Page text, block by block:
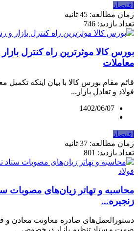
اقتصاد
زمان مطالعه: 45 ثانیه
تعداد بازدید: 746
بورس کالا موثرترین راه کنترل
معاملات
قائم مقام بورس کالا با بیان اینکه
فولاد و تعادل بازار...
1402/06/07
اقتصاد
زمان مطالعه: 37 ثانیه
تعداد بازدید: 801
محاسبه و تهاتر زیان‌های مصوبات
زنجیره...
دستورالعمل‌های صادره معاونت معادن و